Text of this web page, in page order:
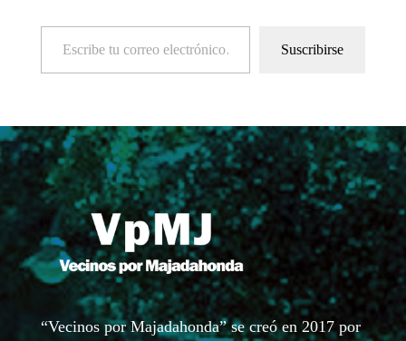
Escribe tu correo electrónico…
Suscribirse
“Vecinos por Majadahonda” se creó en 2017 por